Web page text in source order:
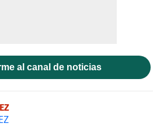
al canal de noticias